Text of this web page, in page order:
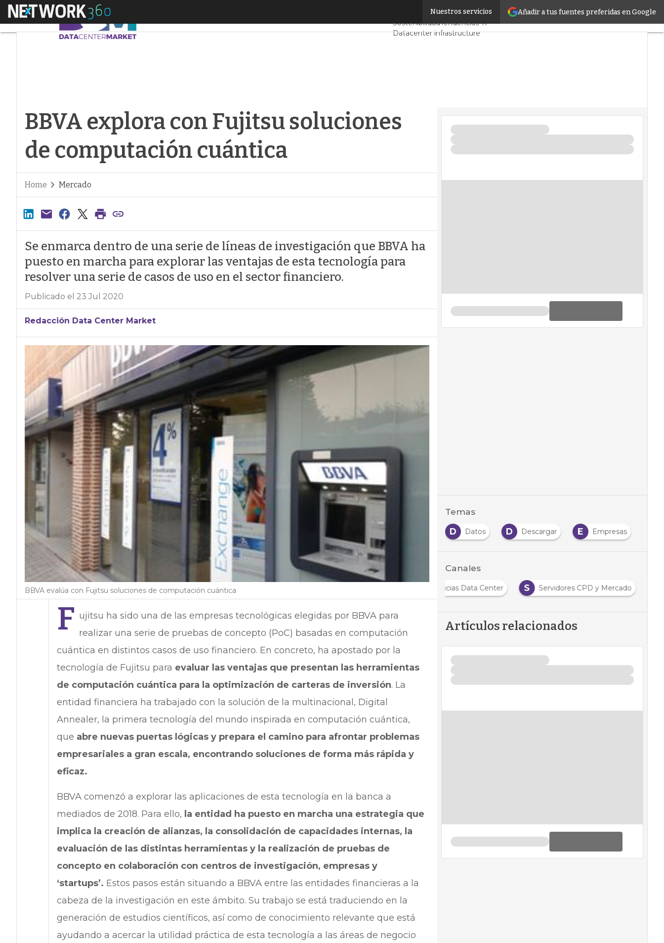
Añadir a tus fuentes preferidas en Google
Nuestros servicios
Menú Servidores CPD y MercadoProyectos
SostenibilidadTendencias TI
Datacenter infrastructure
BBVA explora con Fujitsu soluciones
de computación cuántica
Home Mercado
Se enmarca dentro de una serie de líneas de investigación que BBVA ha
puesto en marcha para explorar las ventajas de esta tecnología para
resolver una serie de casos de uso en el sector financiero.
Publicado el 23 Jul 2020
Redacción Data Center Market
BBVA evalúa con Fujitsu soluciones de computación cuántica
F ujitsu ha sido una de las empresas tecnológicas elegidas por BBVA para
realizar una serie de pruebas de concepto (PoC) basadas en computación
cuántica en distintos casos de uso financiero. En concreto, ha apostado por la
tecnología de Fujitsu para evaluar las ventajas que presentan las herramientas
de computación cuántica para la optimización de carteras de inversión. La
entidad financiera ha trabajado con la solución de la multinacional, Digital
Annealer, la primera tecnología del mundo inspirada en computación cuántica,
que abre nuevas puertas lógicas y prepara el camino para afrontar problemas
empresariales a gran escala, encontrando soluciones de forma más rápida y
eficaz.
BBVA comenzó a explorar las aplicaciones de esta tecnología en la banca a
mediados de 2018. Para ello, la entidad ha puesto en marcha una estrategia que
implica la creación de alianzas, la consolidación de capacidades internas, la
evaluación de las distintas herramientas y la realización de pruebas de
concepto en colaboración con centros de investigación, empresas y
‘startups’. Estos pasos están situando a BBVA entre las entidades financieras a la
cabeza de la investigación en este ámbito. Su trabajo se está traduciendo en la
generación de estudios científicos, así como de conocimiento relevante que está
ayudando a acercar la utilidad práctica de esta tecnología a las áreas de negocio
Temas
D Datos D Descargar E Empresas
Canales
Noticias Data Center S Servidores CPD y Mercado
Artículos relacionados